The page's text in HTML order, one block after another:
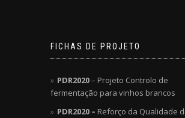
FICHAS DE PROJETO
PDR2020– Projeto Controlo de
fermentação para vinhos brancos
PDR2020 – Reforço da Qualidade